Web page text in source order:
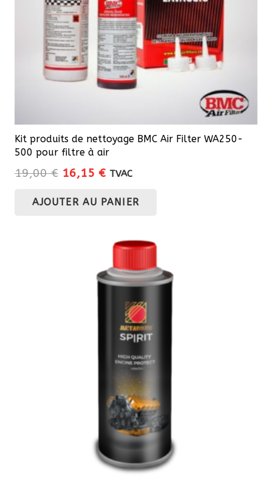
Kit produits de nettoyage BMC Air Filter WA250-
500 pour filtre à air
19,00€ Le
initial
16,15 €Le
actuel
TVAC
AJOUTER AU PANIER